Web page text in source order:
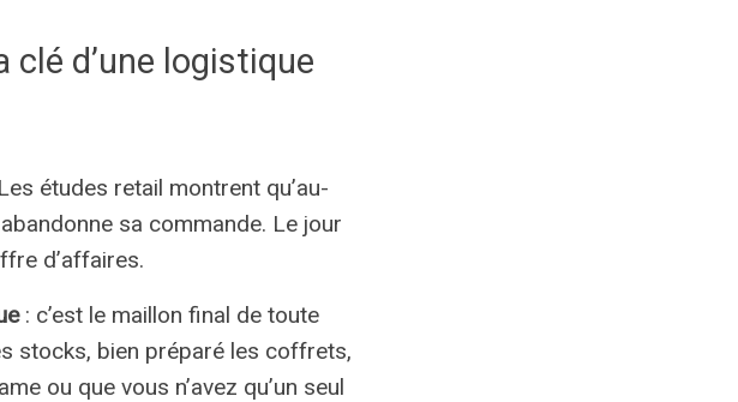
clé d’une logistique
études retail montrent qu’au-
sa commande. Le jour
d’affaires.
: c’est le maillon final de toute
stocks, bien préparé les coffrets,
ou que vous n’avez qu’un seul